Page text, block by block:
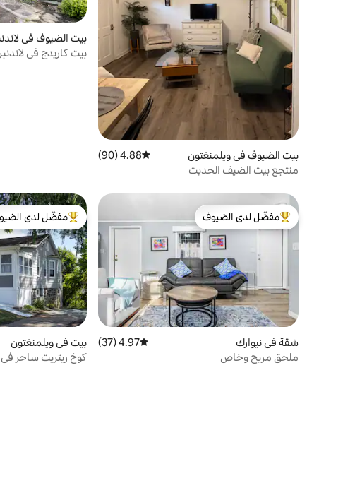
بيت الضيوف في ويلمنغتون متوسط التقييم 4.88 من 5، 90 مراجعات
4.88 (90)
منتجع بيت الضيف الحديث
بيت الضيوف في
بيت كاريدج في
من أبرز البيوت المفضّلة لدى الضيوف
مفضّل لدى الضيوف
شقة في نيوارك متوسط التقييم 4.97 من 5، 37 مراجعات
4.97 (37)
ملحق مريح وخاص
من أبرز البيوت
مفضّل لدى
بيت في ويلمنغتون
كوخ ريتريت ساحر